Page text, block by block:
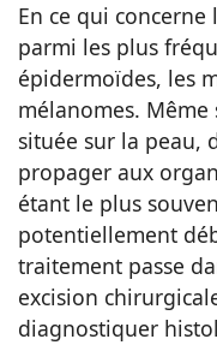
En ce qui
parmi les plus
épidermoïdes, les
mélanomes.
située sur la peau,
propager aux
étant le plus
potentiellement
traitement passe
excision
diagnostiquer